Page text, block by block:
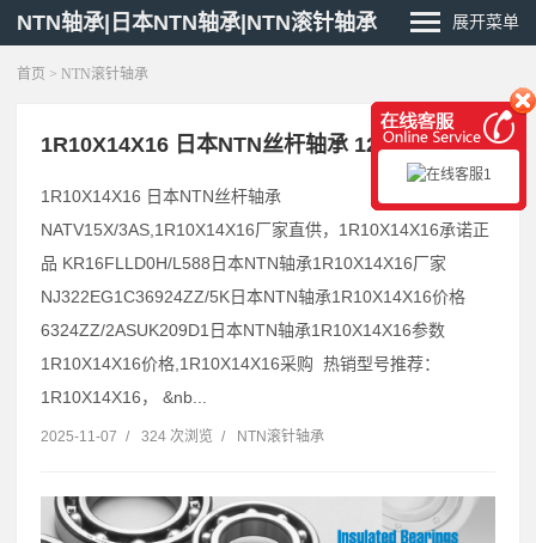
NTN轴承|日本NTN轴承|NTN滚针轴承 展开菜单
首页 > NTN滚针轴承
1R10X14X16 日本NTN丝杆轴承 1221S
1R10X14X16 日本NTN丝杆轴承
NATV15X/3AS,1R10X14X16厂家直供，1R10X14X16承诺正
品 KR16FLLD0H/L588日本NTN轴承1R10X14X16厂家
NJ322EG1C36924ZZ/5K日本NTN轴承1R10X14X16价格
6324ZZ/2ASUK209D1日本NTN轴承1R10X14X16参数
1R10X14X16价格,1R10X14X16采购 热销型号推荐：
1R10X14X16， &nb...
2025-11-07 / 324 次浏览 / NTN滚针轴承